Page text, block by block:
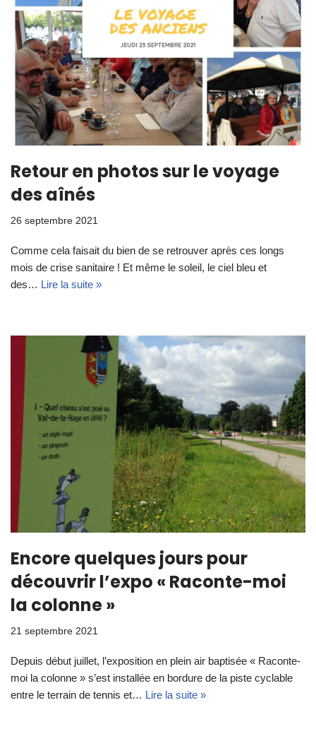
Retour en photos sur le voyage
des aînés
26 septembre 2021
Comme cela faisait du bien de se retrouver après ces longs
mois de crise sanitaire ! Et même le soleil, le ciel bleu et
des… Lire la suite »
Encore quelques jours pour
découvrir l’expo « Raconte-moi
la colonne »
21 septembre 2021
Depuis début juillet, l’exposition en plein air baptisée « Raconte-
moi la colonne » s’est installée en bordure de la piste cyclable
entre le terrain de tennis et… Lire la suite »